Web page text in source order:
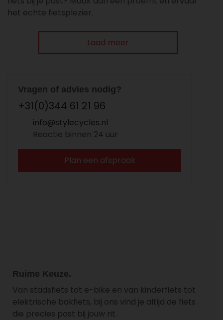
Vragen of advies nodig?
+31(0)344 61 21 96
info@stylecycles.nl
Reactie binnen 24 uur
Plan een afspraak
het echte fietsplezier.
Laad meer
Ruime Keuze
Van stadsfiets tot e-bike en van kinderfiets tot
elektrische bakfiets, bij ons vind je altijd de fiets
die precies past bij jouw rit.